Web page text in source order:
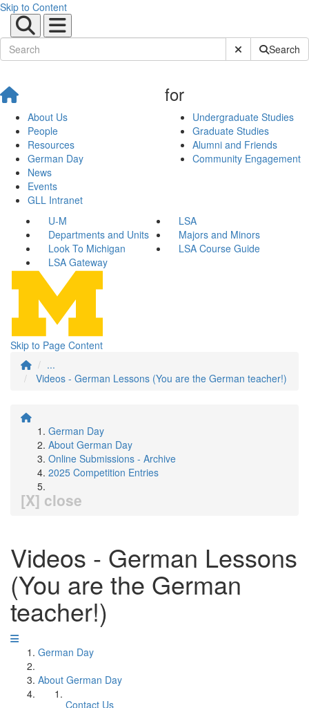
Skip to Content
Submit SiteSearch
About Us
People
Resources
German Day
News
Events
GLL Intranet
for
Undergraduate Studies
Graduate Studies
Alumni and Friends
Community Engagement
U-M
LSA
Departments and Units
Majors and Minors
Look To Michigan
LSA Course Guide
LSA Gateway
Skip to Page Content
...
Videos - German Lessons (You are the German teacher!)
German Day
About German Day
Online Submissions - Archive
2025 Competition Entries
[X] close
Videos - German Lessons
(You are the German
teacher!)
German Day
About German Day
Contact Us